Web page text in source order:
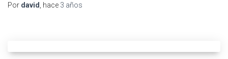
Por david , hace 3 años